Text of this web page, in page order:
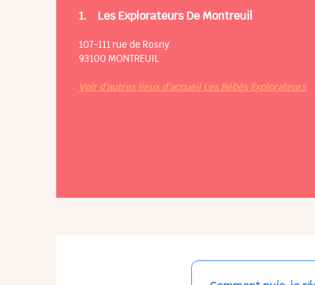
1. Les Explorateurs De Montreuil
107-111 rue de Rosny
93100 MONTREUIL
Voir d'autres lieux d'accueil Les Bébés Explorateurs